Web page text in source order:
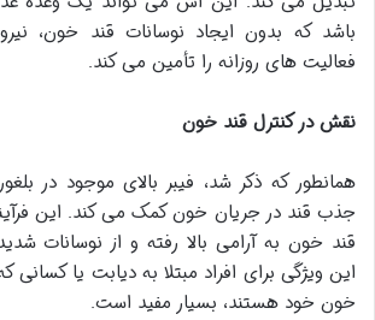
باشد که بدون ایجاد نوسانات قند خون،
فعالیت های روزانه را تأمین می کند.
نقش در کنترل قند خون
همانطور که ذکر شد، فیبر بالای موجود در
جذب قند در جریان خون کمک می کند. این
قند خون به آرامی بالا رفته و از نوسانات
این ویژگی برای افراد مبتلا به دیابت یا کسانی
خون خود هستند، بسیار مفید است.